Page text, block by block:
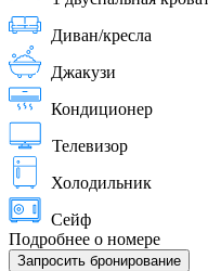
Диван/кресла
Джакузи
Кондиционер
Телевизор
Холодильник
Сейф
Подробнее о номере
Запросить бронирование